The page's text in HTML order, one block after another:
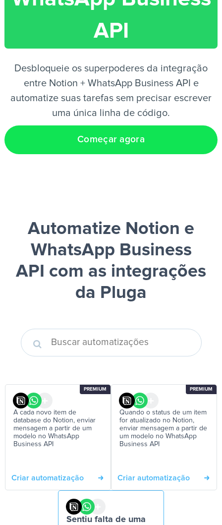
PT
API
Desbloqueie os superpoderes da integração
entre Notion + WhatsApp Business API e
automatize suas tarefas sem precisar escrever
uma única linha de código.
Começar agora
Automatize Notion e
WhatsApp Business
API com as integrações
da Pluga
PREMIUM
A cada novo item de
database do Notion, enviar
mensagem a partir de um
modelo no WhatsApp
Business API
Criar automatização
PREMIUM
Quando o status de um item
for atualizado no Notion,
enviar mensagem a partir de
um modelo no WhatsApp
Business API
Criar automatização
Sentiu falta de uma